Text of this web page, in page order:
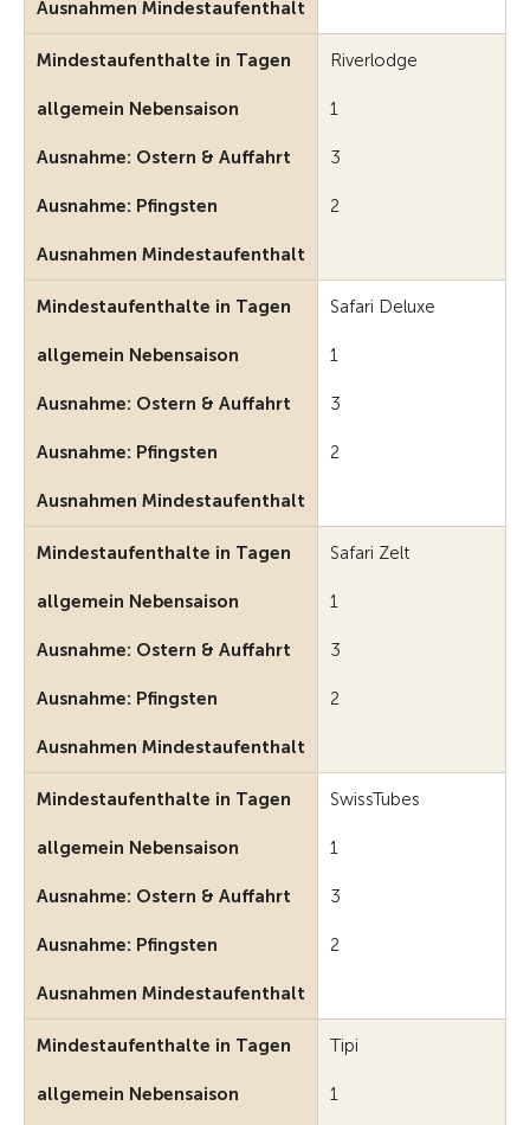
Ausnahmen Mindestaufenthalt
Mindestaufenthalte in Tagen Riverlodge
allgemein Nebensaison 1
Ausnahme: Ostern & Auffahrt 3
Ausnahme: Pfingsten 2
Ausnahmen Mindestaufenthalt
Mindestaufenthalte in Tagen Safari Deluxe
allgemein Nebensaison 1
Ausnahme: Ostern & Auffahrt 3
Ausnahme: Pfingsten 2
Ausnahmen Mindestaufenthalt
Mindestaufenthalte in Tagen Safari Zelt
allgemein Nebensaison 1
Ausnahme: Ostern & Auffahrt 3
Ausnahme: Pfingsten 2
Ausnahmen Mindestaufenthalt
Mindestaufenthalte in Tagen SwissTubes
allgemein Nebensaison 1
Ausnahme: Ostern & Auffahrt 3
Ausnahme: Pfingsten 2
Ausnahmen Mindestaufenthalt
Mindestaufenthalte in Tagen Tipi
allgemein Nebensaison 1